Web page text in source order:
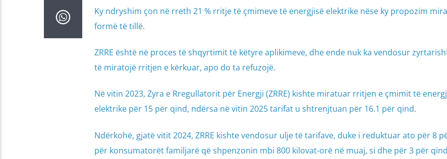
Ky ndryshim çon në rreth 21 % rritje të çmimeve të energjisë elektrike nëse ky propozim
formë të tillë.
ZRRE është në proces të shqyrtimit të këtyre aplikimeve, dhe ende nuk ka vendosur
të miratojë rritjen e kërkuar, apo do ta refuzojë.
Në vitin 2023, Zyra e Rregullatorit për Energji (ZRRE) kishte miratuar rritjen e çmimit të
elektrike për 15 për qind, ndërsa në vitin 2025 tarifat u shtrenjtuan për 16.1 për qind.
Ndërkohë, gjatë vitit 2024, ZRRE kishte vendosur ulje të tarifave, duke i reduktuar ato për 8
për konsumatorët familjarë që shpenzonin mbi 800 kilovat-orë në muaj, si dhe për 3 për